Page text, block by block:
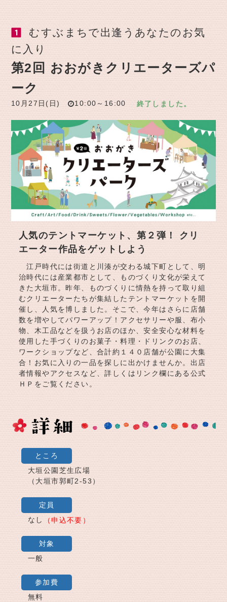
むすぶまちで出逢うあなたのお気
に入り
第2回 おおがきクリエーターズパ
ーク
10月27日(日) 10:00～16:00 終了しました。
人気のテントマーケット、第２弾！ クリ
エーター作品をゲットしよう
江戸時代には街道と川湊が交わる城下町として、明
治時代には産業都市として、ものづくり文化が栄えて
きた大垣市。昨年、ものづくりに情熱を持って取り組
むクリエーターたちが集結したテントマーケットを開
催し、人気を博しました。そこで、今年はさらに店舗
数を増やしてパワーアップ！アクセサリーや服、布小
物、木工品などを扱うお店のほか、安全安心な材料を
使用した手づくりのお菓子・料理・ドリンクのお店、
ワークショップなど、合計約１４０店舗が公園に大集
合！お気に入りの一品を探しに出かけませんか。出店
者情報やアクセスなど、詳しくはリンク欄にある公式
ＨＰをご覧ください。
ところ
大垣公園芝生広場
（大垣市郭町2-53）
定員
なし
（申込不要）
対象
一般
参加費
無料